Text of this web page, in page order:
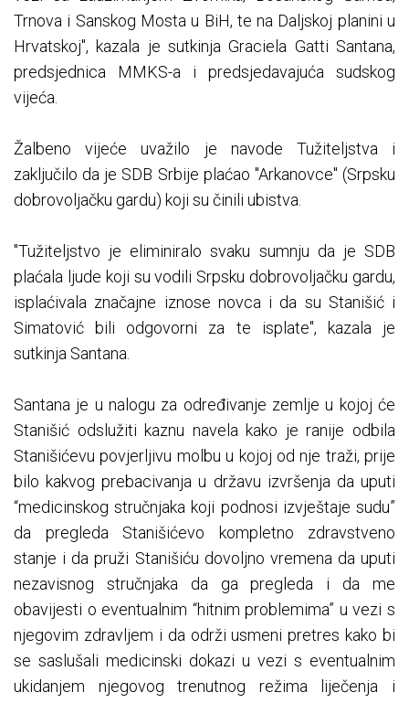
Trnova i Sanskog Mosta u BiH, te na Daljskoj planini u
Hrvatskoj", kazala je sutkinja Graciela Gatti Santana,
predsjednica MMKS-a i predsjedavajuća sudskog
vijeća.
Žalbeno vijeće uvažilo je navode Tužiteljstva i
zaključilo da je SDB Srbije plaćao "Arkanovce" (Srpsku
dobrovoljačku gardu) koji su činili ubistva.
"Tužiteljstvo je eliminiralo svaku sumnju da je SDB
plaćala ljude koji su vodili Srpsku dobrovoljačku gardu,
isplaćivala značajne iznose novca i da su Stanišić i
Simatović bili odgovorni za te isplate", kazala je
sutkinja Santana.
Santana je u nalogu za određivanje zemlje u kojoj će
Stanišić odslužiti kaznu navela kako je ranije odbila
Stanišićevu povjerljivu molbu u kojoj od nje traži, prije
bilo kakvog prebacivanja u državu izvršenja da uputi
“medicinskog stručnjaka koji podnosi izvještaje sudu”
da pregleda Stanišićevo kompletno zdravstveno
stanje i da pruži Stanišiću dovoljno vremena da uputi
nezavisnog stručnjaka da ga pregleda i da me
obavijesti o eventualnim “hitnim problemima” u vezi s
njegovim zdravljem i da održi usmeni pretres kako bi
se saslušali medicinski dokazi u vezi s eventualnim
ukidanjem njegovog trenutnog režima liječenja i